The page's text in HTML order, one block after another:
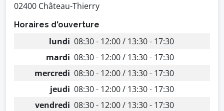
02400 Château-Thierry
Horaires d'ouverture
lundi 08:30 - 12:00 / 13:30 - 17:30
mardi 08:30 - 12:00 / 13:30 - 17:30
mercredi 08:30 - 12:00 / 13:30 - 17:30
jeudi 08:30 - 12:00 / 13:30 - 17:30
vendredi 08:30 - 12:00 / 13:30 - 17:30